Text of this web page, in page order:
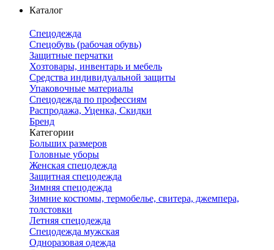
Каталог
Спецодежда
Спецобувь (рабочая обувь)
Защитные перчатки
Хозтовары, инвентарь и мебель
Средства индивидуальной защиты
Упаковочные материалы
Спецодежда по профессиям
Распродажа, Уценка, Скидки
Бренд
Категории
Больших размеров
Головные уборы
Женская спецодежда
Защитная спецодежда
Зимняя спецодежда
Зимние костюмы, термобелье, свитера, джемпера,
толстовки
Летняя спецодежда
Спецодежда мужская
Одноразовая одежда